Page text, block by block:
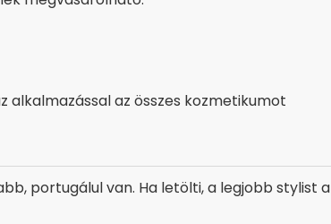
alkalmazással az összes kozmetikumot
portugálul van. Ha letölti, a legjobb stylist a